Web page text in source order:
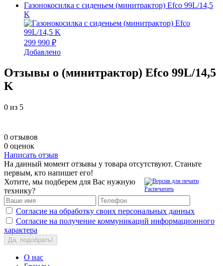
Газонокосилка с сиденьем (минитрактор) Efco 99L/14,5
K
299 990 ₽
Добавлено
Отзывы о (минитрактор) Efco 99L/14,5
K
0 из 5
0 отзывов
0 оценок
Написать отзыв
На данный момент отзывы у товара отсутствуют. Станьте
первым, кто напишет его!
Распечатать
Хотите, мы подберем для Вас нужную
технику?
Согласие на обработку своих персональных данных
Согласие на получение коммуникаций информационного
характера
Да, подобрать!
О нас